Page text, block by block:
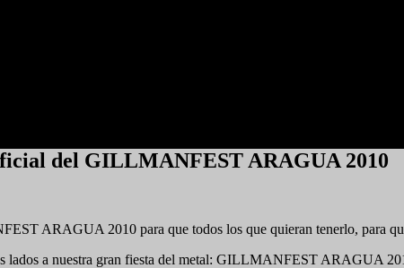
del GILLMANFEST ARAGUA 2010
ARAGUA 2010 para que todos los que quieran tenerlo, para
lados a nuestra gran fiesta del metal: GILLMANFEST ARAGUA